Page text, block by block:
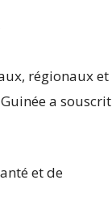
régionaux et
a souscrit
et de